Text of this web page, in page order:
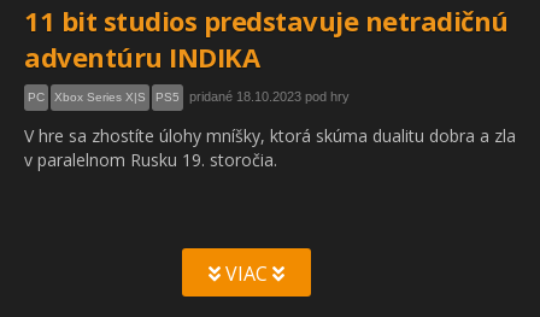
11 bit studios predstavuje netradičnú
adventúru INDIKA
PC Xbox Series X|S PS5 pridané 18.10.2023 pod hry
V hre sa zhostíte úlohy mníšky, ktorá skúma dualitu dobra a zla
v paralelnom Rusku 19. storočia.
VIAC